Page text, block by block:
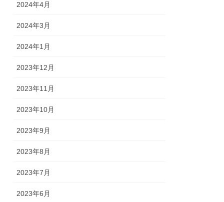
2024年4月
2024年3月
2024年1月
2023年12月
2023年11月
2023年10月
2023年9月
2023年8月
2023年7月
2023年6月